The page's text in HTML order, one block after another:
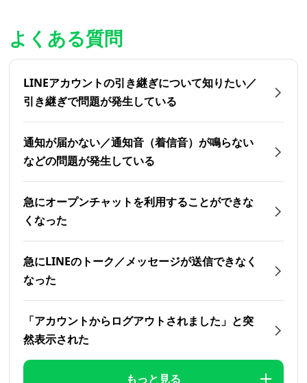
よくある質問
LINEアカウントの引き継ぎについて知りたい／
引き継ぎで問題が発生している
通知が届かない／通知音（着信音）が鳴らない
などの問題が発生している
急にオープンチャットを利用することができな
くなった
急にLINEのトーク／メッセージが送信できなく
なった
「アカウントからログアウトされました」と突
然表示された
もっと見る